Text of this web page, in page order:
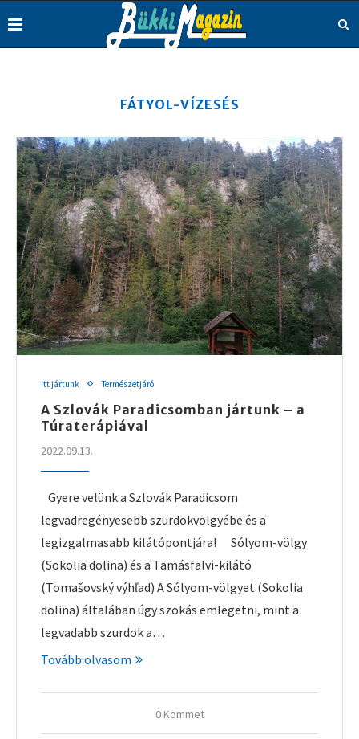
FÁTYOL-VÍZESÉS
Itt jártunk Természetjáró
A Szlovák Paradicsomban jártunk – a
Túraterápiával
2022.09.13.
Gyere velünk a Szlovák Paradicsom
legvadregényesebb szurdokvölgyébe és a
legizgalmasabb kilátópontjára! Sólyom-völgy
(Sokolia dolina) és a Tamásfalvi-kilátó
(Tomašovský výhľad) A Sólyom-völgyet (Sokolia
dolina) általában úgy szokás emlegetni, mint a
legvadabb szurdok a…
Tovább olvasom
0 Kommet